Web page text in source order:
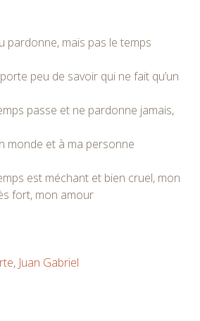
pardonne, mais pas le temps
peu de savoir qui ne fait qu’un
passe et ne pardonne jamais,
monde et à ma personne
est méchant et bien cruel, mon
fort, mon amour
, Juan Gabriel